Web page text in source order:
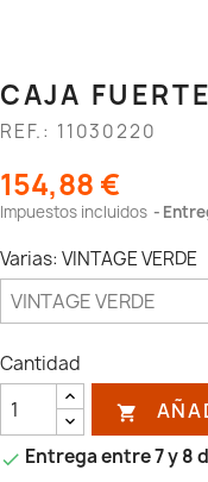
CAJA
REF.: 11030220
154,88 €
Impuestos incluidos
Varias: VINTAGE VERDE
Cantidad

 Entrega entre 7 y 8